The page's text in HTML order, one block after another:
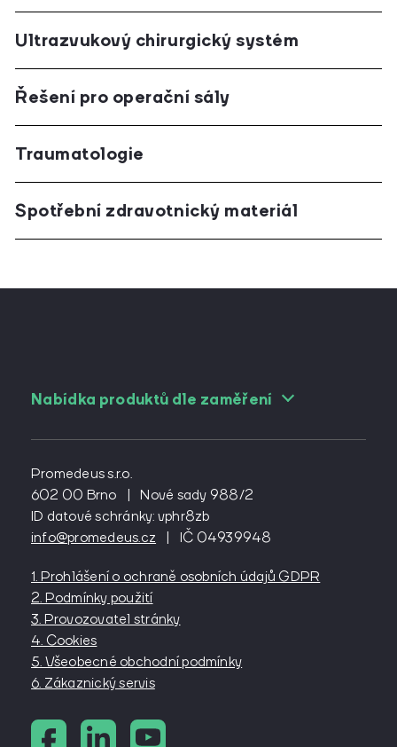
Ultrazvukový chirurgický systém
Řešení pro operační sály
Traumatologie
Spotřební zdravotnický materiál
Nabídka produktů dle zaměření
Pro angiology
Pro cévní chirurgy
Pro diabetology
Pro gynekology
Pro interní lékařství
Pro kardiochirurgy
Pro kardiology
Pro lázeňství
Pro neurochirurgy
Pro oftalmology
Pro onkology
Pro ortopedy
Pro pediatry
Promedeus s.r.o.
602 00 Brno
|
Nové sady 988/2
ID datové schránky: vphr8zb
info@promedeus.cz
| IČ 04939948
1. Prohlášení o ochraně osobních údajů GDPR
2. Podmínky použití
3. Provozovatel stránky
4. Cookies
5. Všeobecné obchodní podmínky
6. Zákaznický servis